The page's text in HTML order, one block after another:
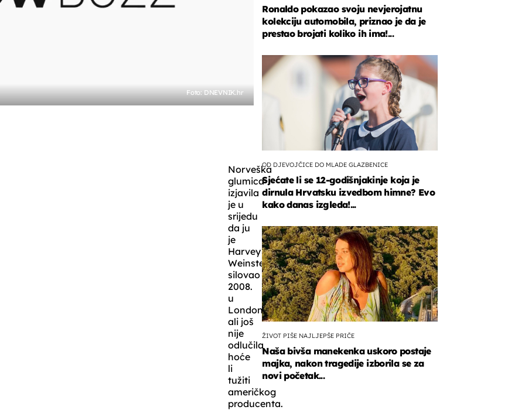
Foto: DNEVNIK.hr
Norveška
glumica
izjavila
je u
srijedu
da ju
je
Harvey
Weinstein
silovao
2008.
u
Londonu,
ali još
nije
odlučila
hoće
li
tužiti
američkog
producenta.
Ronaldo pokazao svoju nevjerojatnu
kolekciju automobila, priznao je da je
prestao brojati koliko ih ima!...
OD DJEVOJČICE DO MLADE GLAZBENICE
Sjećate li se 12-godišnjakinje koja je
dirnula Hrvatsku izvedbom himne? Evo
kako danas izgleda!...
ŽIVOT PIŠE NAJLJEPŠE PRIČE
Naša bivša manekenka uskoro postaje
majka, nakon tragedije izborila se za
novi početak...